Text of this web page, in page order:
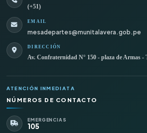
(+51)
EMAIL
mesadepartes@munitalavera.gob.pe
DIRECCIÓN
Av. Confraternidad N° 150 - plaza de Armas -
ATENCIÓN INMEDIATA
NÚMEROS DE CONTACTO
EMERGENCIAS
105